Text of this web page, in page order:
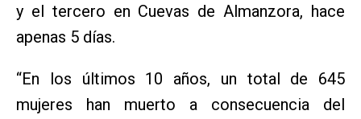
y el tercero en Cuevas de Almanzora, hace
apenas 5 días.
“En los últimos 10 años, un total de 645
mujeres han muerto a consecuencia del